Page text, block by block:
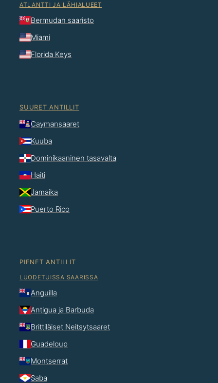
ATLANTTI JA LÄHIALUEET
Bermudan saaristo
Miami
Florida Keys
SUURET ANTILLIT
Caymansaaret
Kuuba
Dominikaaninen tasavalta
Haiti
Jamaika
Puerto Rico
PIENET ANTILLIT
LUODETUISSA SAARISSA
Anguilla
Antigua ja Barbuda
Brittiläiset Neitsytsaaret
Guadeloup
Montserrat
Saba